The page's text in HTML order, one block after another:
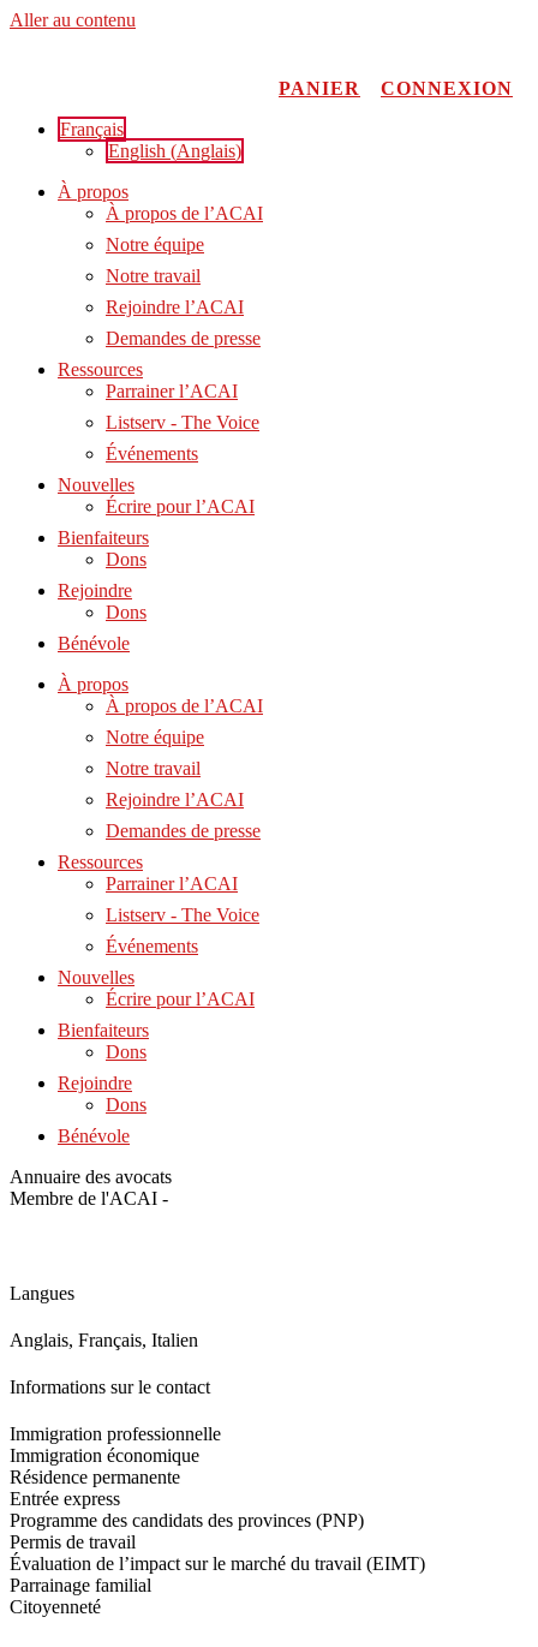
Aller au contenu
PANIER
CONNEXION
Français
English (Anglais)
À propos
À propos de l’ACAI
Notre équipe
Notre travail
Rejoindre l’ACAI
Demandes de presse
Ressources
Parrainer l’ACAI
Listserv - The Voice
Événements
Nouvelles
Écrire pour l’ACAI
Bienfaiteurs
Dons
Rejoindre
Dons
Bénévole
À propos
À propos de l’ACAI
Notre équipe
Notre travail
Rejoindre l’ACAI
Demandes de presse
Ressources
Parrainer l’ACAI
Listserv - The Voice
Événements
Nouvelles
Écrire pour l’ACAI
Bienfaiteurs
Dons
Rejoindre
Dons
Bénévole
Annuaire des avocats
Membre de l'ACAI -
Langues
Anglais, Français, Italien
Informations sur le contact
Immigration professionnelle
Immigration économique
Résidence permanente
Entrée express
Programme des candidats des provinces (PNP)
Permis de travail
Évaluation de l’impact sur le marché du travail (EIMT)
Parrainage familial
Citoyenneté